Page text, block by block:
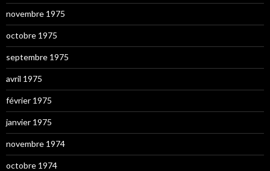
novembre 1975
octobre 1975
septembre 1975
avril 1975
février 1975
janvier 1975
novembre 1974
octobre 1974